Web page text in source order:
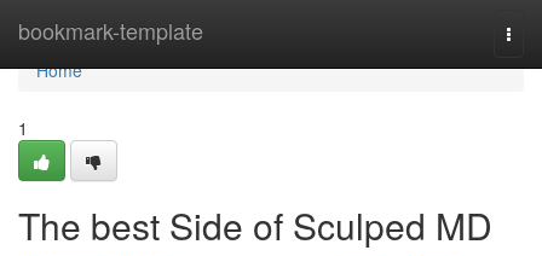
bookmark-template
Home
Home
1
The best Side of Sculped MD